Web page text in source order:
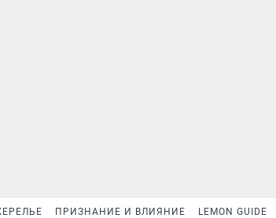
ПРИЗНАНИЕ И ВЛИЯНИЕ LEMON GUIDE